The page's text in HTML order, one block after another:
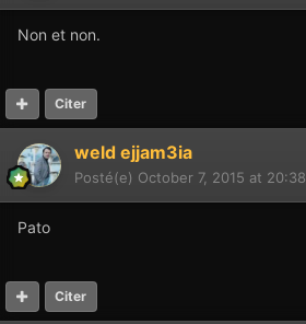
Non et non.
Citer
weld ejjam3ia
Posté(e) October 7, 2015 at 20:38
Pato
Citer